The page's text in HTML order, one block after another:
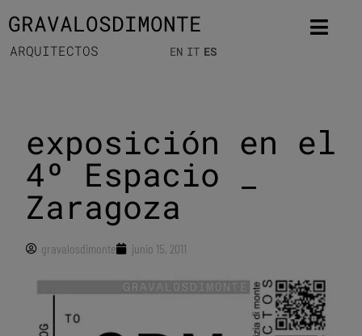
GRAVALOSDIMONTE
ARQUITECTOS EN IT ES
exposición en el
4º Espacio _
Zaragoza
gravalosdimonte junio 15, 2011